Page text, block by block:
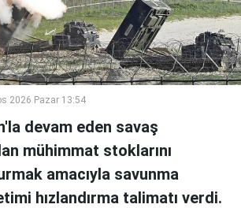
2026 Pazar 13:54
devam eden savaş
mühimmat stoklarını
amacıyla savunma
hızlandırma talimatı verdi.